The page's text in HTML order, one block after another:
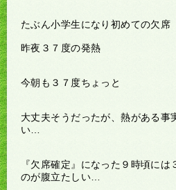
たぶん小学生になり初めての欠席
昨夜３７度の発熱
今朝も３７度ちょっと
大丈夫そうだったが、熱がある事
い…
『欠席確定』になった９時頃に
のが腹立たしい…